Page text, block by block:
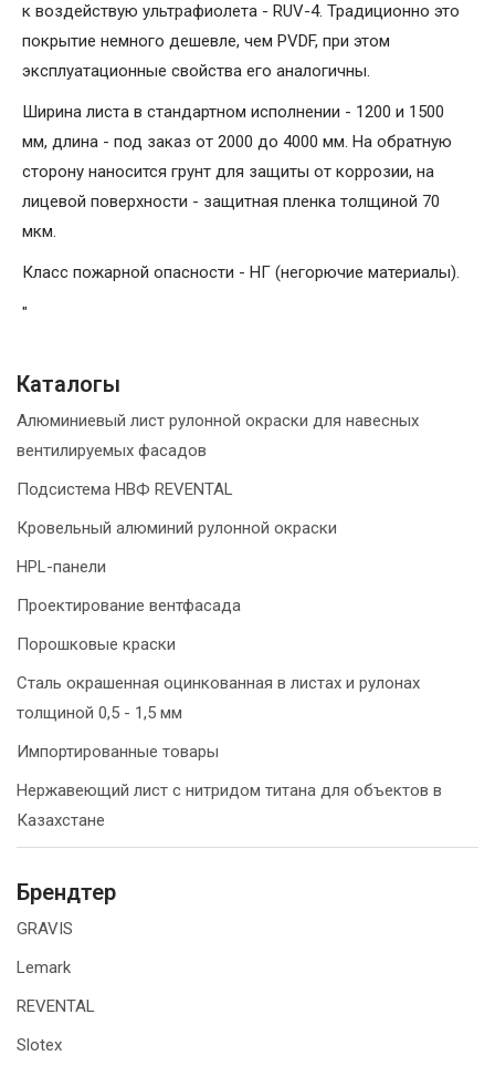
к воздействую ультрафиолета - RUV-4. Традиционно это
покрытие немного дешевле, чем PVDF, при этом
эксплуатационные свойства его аналогичны.
Ширина листа в стандартном исполнении - 1200 и 1500
мм, длина - под заказ от 2000 до 4000 мм. На обратную
сторону наносится грунт для защиты от коррозии, на
лицевой поверхности - защитная пленка толщиной 70
мкм.
Класс пожарной опасности - НГ (негорючие материалы).
"
Каталогы
Алюминиевый лист рулонной окраски для навесных
вентилируемых фасадов
Подсистема НВФ REVENTAL
Кровельный алюминий рулонной окраски
HPL-панели
Проектирование вентфасада
Порошковые краски
Сталь окрашенная оцинкованная в листах и рулонах
толщиной 0,5 - 1,5 мм
Импортированные товары
Нержавеющий лист с нитридом титана для объектов в
Казахстане
Брендтер
GRAVIS
Lemark
REVENTAL
Slotex